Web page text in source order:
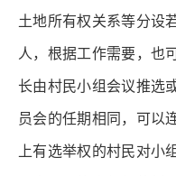
土地所有权关系等分设
人，根据工作需要，也
长由村民小组会议推选
员会的任期相同，可以
上有选举权的村民对小